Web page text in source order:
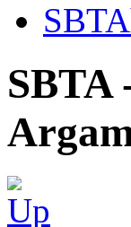
SBTA
SBTA